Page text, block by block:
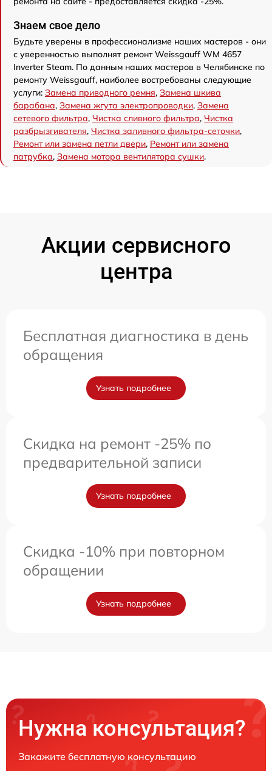
Знаем свое дело
Будьте уверены в профессионализме наших мастеров - они
с уверенностью выполнят ремонт Weissgauff WM 4657
Inverter Steam. По данным наших мастеров в Челябинске по
ремонту Weissgauff, наиболее востребованы следующие
услуги: Замена приводного ремня, Замена шкива
барабана, Замена жгута электропроводки, Замена
сетевого фильтра, Чистка сливного фильтра, Чистка
разбрызгивателя, Чистка заливного фильтра-сеточки,
Ремонт или замена петли двери, Ремонт или замена
патрубка, Замена мотора вентилятора сушки.
Акции сервисного
центра
Бесплатная диагностика в день
обращения
Узнать подробнее
Скидка на ремонт -25% по
предварительной записи
Узнать подробнее
Скидка -10% при повторном
обращении
Узнать подробнее
Нужна консультация?
Закажите бесплатную консультацию